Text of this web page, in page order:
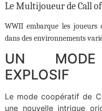
Le Multijoueur deCall
WWII embarque les joueurs
dans des environnements
UN MODE
EXPLOSIF
Le mode coopératif de
une nouvelle intrigue